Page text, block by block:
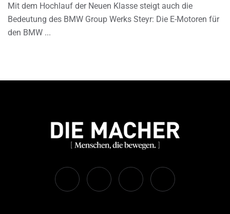
Mit dem Hochlauf der Neuen Klasse steigt auch die
Bedeutung des BMW Group Werks Steyr: Die E-Motoren für
den BMW